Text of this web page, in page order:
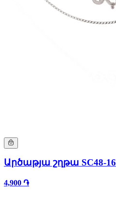
Արծաթյա շղթա SC48-16
4,900 ֏